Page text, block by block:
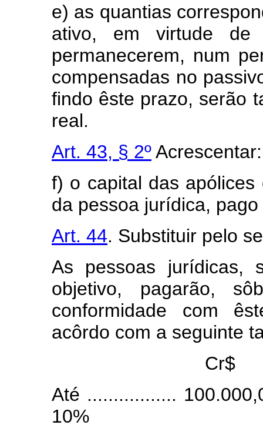
e) as quantias
ativo, em virtude de
permanecerem, num
compensadas no
findo êste prazo, serão
real.
Art. 43, § 2ºAcrescentar:
f) o capital das
da pessoa jurídica,
Art. 44. Substituir pelo
As pessoas jurídicas,
objetivo, pagarão,
conformidade com
acôrdo com a seguinte
Cr$
Até .................
10%